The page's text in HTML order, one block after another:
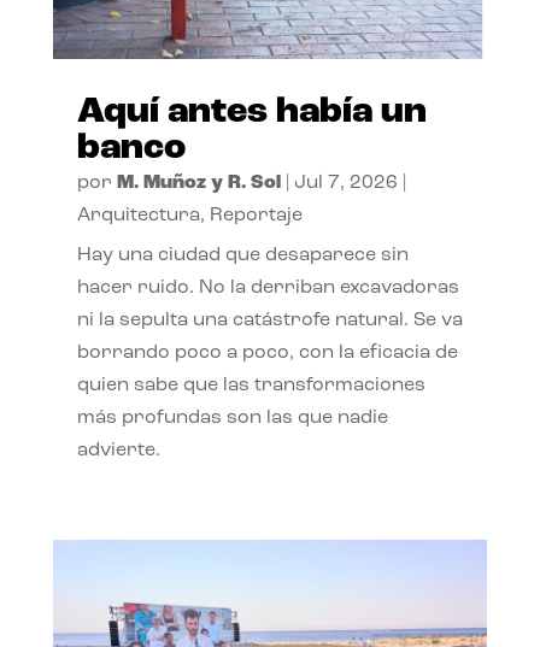
Aquí antes había un
banco
por M. Muñoz y R. Sol| Jul 7, 2026
Arquitectura, Reportaje
Hay una ciudad que desaparece sin
hacer ruido. No la derriban excavadoras
ni la sepulta una catástrofe natural. Se va
borrando poco a poco, con la eficacia de
quien sabe que las transformaciones
más profundas son las que nadie
advierte.